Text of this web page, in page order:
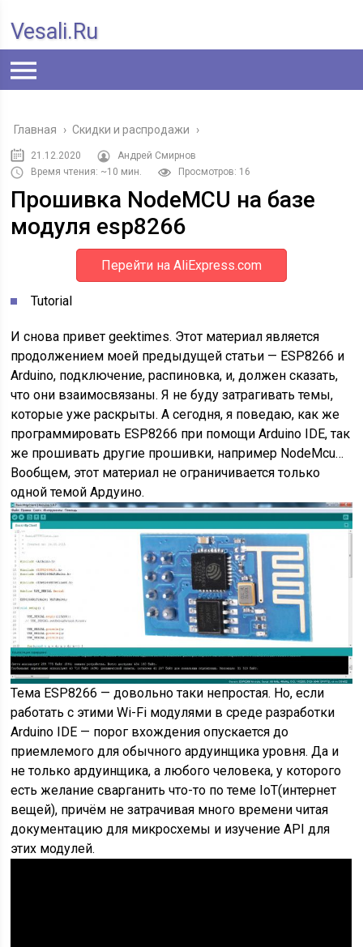
Vesali.ru
Главная › Скидки и распродажи ›
21.12.2020
Андрей Смирнов
Время чтения: ~10 мин.
Просмотров: 16
Прошивка NodeMCU на базе
модуля esp8266
Перейти на AliExpress.com
Tutorial
И снова привет geektimes. Этот материал является
продолжением моей предыдущей статьи — ESP8266 и
Arduino, подключение, распиновка, и, должен сказать,
что они взаимосвязаны. Я не буду затрагивать темы,
которые уже раскрыты. А сегодня, я поведаю, как же
программировать ESP8266 при помощи Arduino IDE, так
же прошивать другие прошивки, например NodeMcu…
Вообщем, этот материал не ограничивается только
одной темой Ардуино.
Тема ESP8266 — довольно таки непростая. Но, если
работать с этими Wi-Fi модулями в среде разработки
Arduino IDE — порог вхождения опускается до
приемлемого для обычного ардуинщика уровня. Да и
не только ардуинщика, а любого человека, у которого
есть желание сварганить что-то по теме IoT(интернет
вещей), причём не затрачивая много времени читая
документацию для микросхемы и изучение API для
этих модулей.